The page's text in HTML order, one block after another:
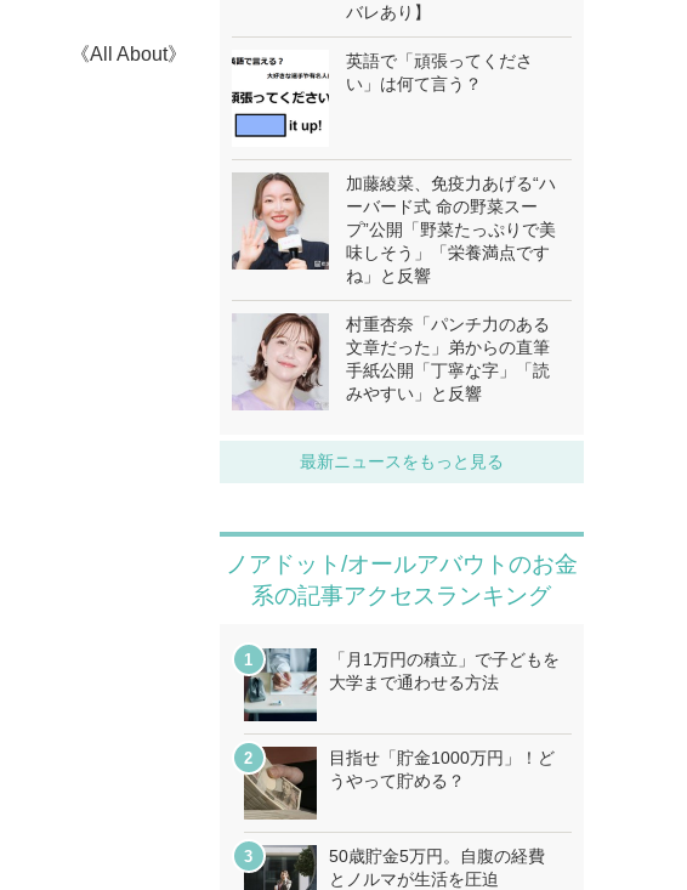
《All About》
バレあり】
英語で「頑張ってくださ
い」は何て言う？
加藤綾菜、免疫力あげる“ハ
ーバード式 命の野菜スー
プ”公開「野菜たっぷりで美
味しそう」「栄養満点です
ね」と反響
村重杏奈「パンチ力のある
文章だった」弟からの直筆
手紙公開「丁寧な字」「読
みやすい」と反響
最新ニュースをもっと見る
ノアドット/オールアバウトのお金
系の記事アクセスランキング
「月1万円の積立」で子どもを
大学まで通わせる方法
目指せ「貯金1000万円」！ど
うやって貯める？
50歳貯金5万円。自腹の経費
とノルマが生活を圧迫